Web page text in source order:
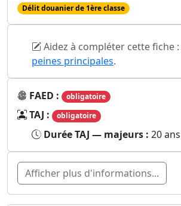
Délit douanier de 1ère classe
Aidez à compléter cette fiche :
peines principales.
FAED : obligatoire
TAJ : obligatoire
Durée TAJ — majeurs : 20 ans
Afficher plus d'informations...